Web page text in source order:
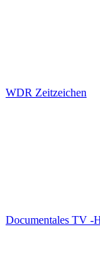
WDR Zeitzeichen
Documentales TV -